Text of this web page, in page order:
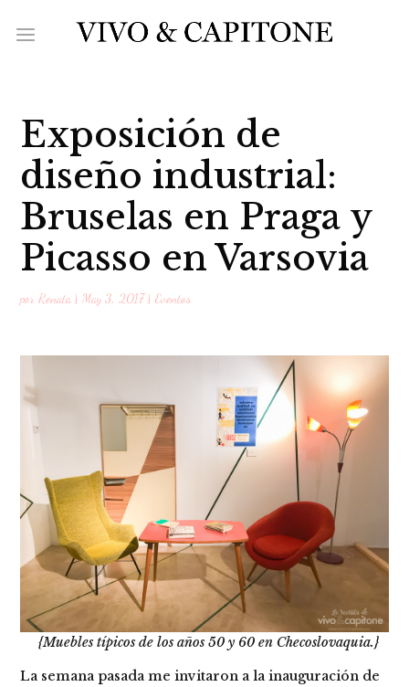
Exposición de
diseño industrial:
Bruselas en Praga y
Picasso en Varsovia
porRenata |May 3, 2017|Eventos
{Muebles típicos de los años 50 y 60 en Checoslovaquia.}
La semana pasada me invitaron a la inauguración de